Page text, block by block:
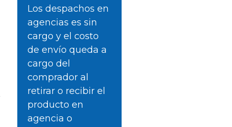
Los despachos en
agencias es sin
cargo y el costo
de envío queda a
cargo del
comprador al
retirar o recibir el
producto en
agencia o